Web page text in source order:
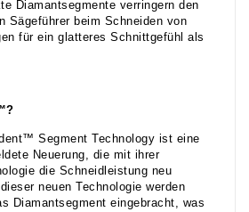
Diamantsegmente verringern den
Sägeführer beim Schneiden von
für ein glatteres Schnittgefühl als
Segment Technology ist eine
Neuerung, die mit ihrer
die Schneidleistung neu
neuen Technologie werden
Diamantsegment eingebracht, was